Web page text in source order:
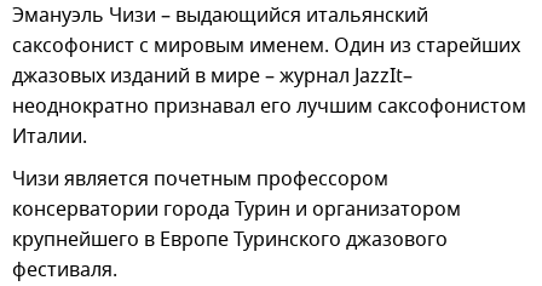
Эмануэль Чизи – выдающийся итальянский
саксофонист с мировым именем. Один из старейших
джазовых изданий в мире – журнал JazzIt–
неоднократно признавал его лучшим саксофонистом
Италии.
Чизи является почетным профессором
консерватории города Турин и организатором
крупнейшего в Европе Туринского джазового
фестиваля.